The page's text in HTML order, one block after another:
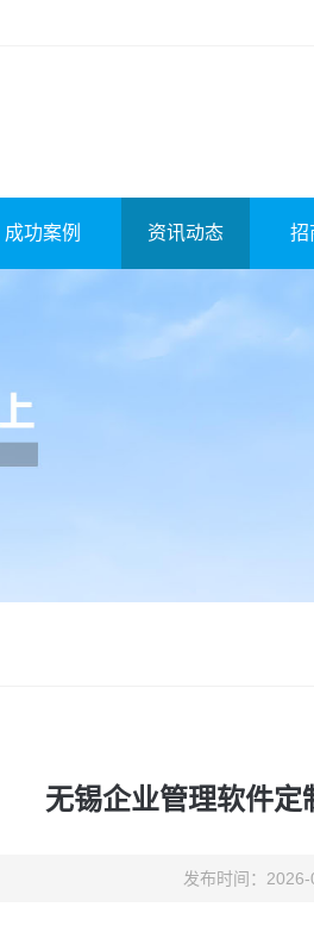
成功案例 资讯动态 招
无锡企业管理软件定
发布时间：